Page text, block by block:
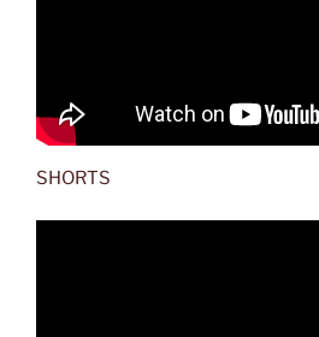
SHORTS